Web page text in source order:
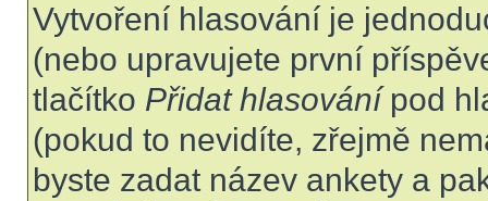
Vytvoření hlasování je
(nebo upravujete první
tlačítko Přidat hlasovánípod
(pokud to nevidíte, zřejmě
byste zadat název ankety a